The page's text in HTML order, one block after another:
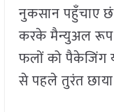
नुकसान पहुँचाए
करके मैन्युअल रूप
फलों को पैकेजिंग
से पहले तुरंत छाया